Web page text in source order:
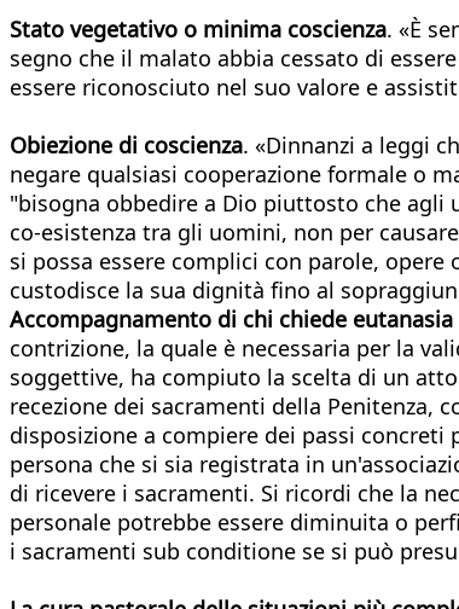
Stato vegetativo o minima coscienza. «È
segno che il malato abbia cessato di
essere riconosciuto nel suo valore e
Obiezione di coscienza. «Dinnanzi a leggi
negare qualsiasi cooperazione formale o
"bisogna obbedire a Dio piuttosto che
co-esistenza tra gli uomini, non per
si possa essere complici con parole,
custodisce la sua dignità fino al
Accompagnamento di chi chiede
contrizione, la quale è necessaria per la
soggettive, ha compiuto la scelta di un
recezione dei sacramenti della Penitenza,
disposizione a compiere dei passi
persona che si sia registrata in
di ricevere i sacramenti. Si ricordi che la
personale potrebbe essere diminuita o
i sacramenti sub conditione se si può